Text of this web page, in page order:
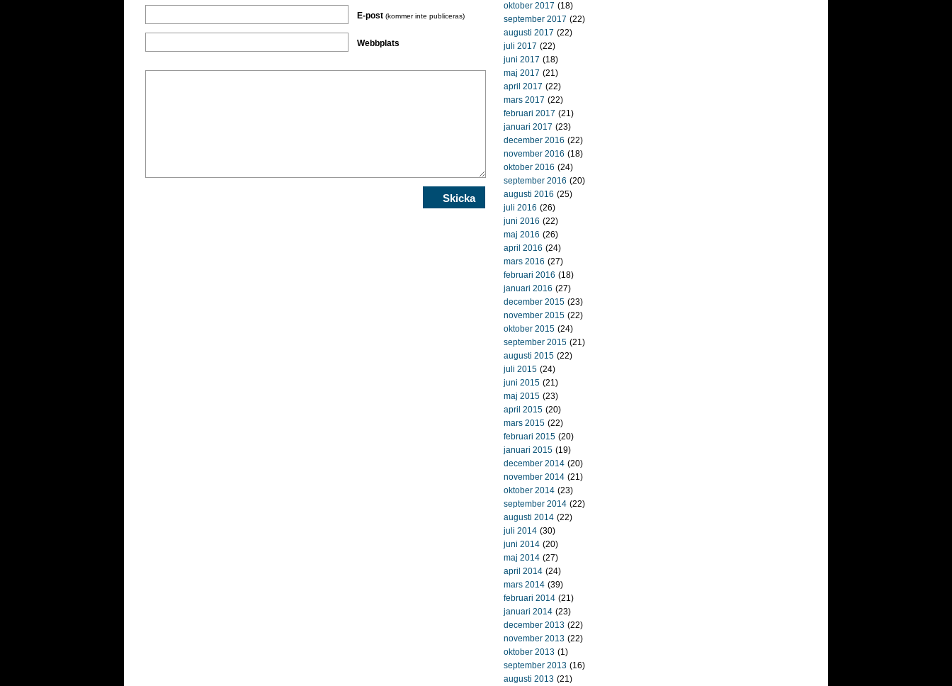
E-post (kommer inte publiceras)
Webbplats
oktober 2017 (18)
september 2017 (22)
augusti 2017 (22)
juli 2017 (22)
juni 2017 (18)
maj 2017 (21)
april 2017 (22)
mars 2017 (22)
februari 2017 (21)
januari 2017 (23)
december 2016 (22)
november 2016 (18)
oktober 2016 (24)
september 2016 (20)
augusti 2016 (25)
juli 2016 (26)
juni 2016 (22)
maj 2016 (26)
april 2016 (24)
mars 2016 (27)
februari 2016 (18)
januari 2016 (27)
december 2015 (23)
november 2015 (22)
oktober 2015 (24)
september 2015 (21)
augusti 2015 (22)
juli 2015 (24)
juni 2015 (21)
maj 2015 (23)
april 2015 (20)
mars 2015 (22)
februari 2015 (20)
januari 2015 (19)
december 2014 (20)
november 2014 (21)
oktober 2014 (23)
september 2014 (22)
augusti 2014 (22)
juli 2014 (30)
juni 2014 (20)
maj 2014 (27)
april 2014 (24)
mars 2014 (39)
februari 2014 (21)
januari 2014 (23)
december 2013 (22)
november 2013 (22)
oktober 2013 (1)
september 2013 (16)
augusti 2013 (21)